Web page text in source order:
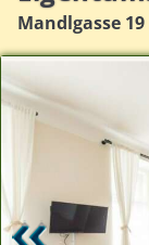
Mandlgasse 19